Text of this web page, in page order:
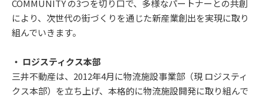
COMMUNITY の3つを切り口で、多様なパートナーとの共創
により、次世代の街づくりを通じた新産業創出を実現に取り
組んでいきます。
・ ロジスティクス本部
三井不動産は、2012年4月に物流施設事業部（現 ロジスティ
クス本部）を立ち上げ、本格的に物流施設開発に取り組んで